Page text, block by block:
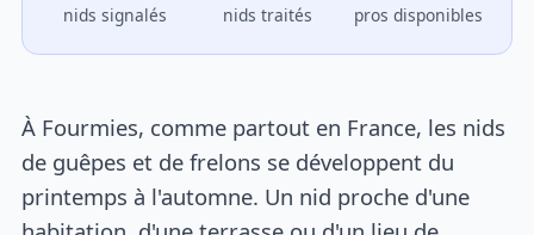
nids signalés nids traités pros disponibles
À Fourmies, comme partout en France, les nids
de guêpes et de frelons se développent du
printemps à l'automne. Un nid proche d'une